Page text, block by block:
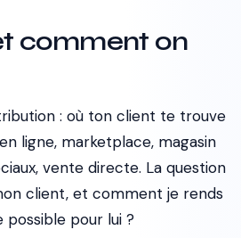
comment on
: où ton client te trouve
ligne, marketplace, magasin
vente directe. La question
client, et comment je rends
possible pour lui ?